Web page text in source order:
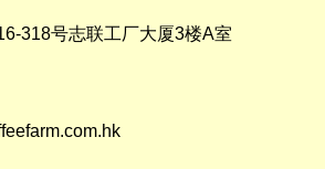
318号志联工厂大厦3楼A室